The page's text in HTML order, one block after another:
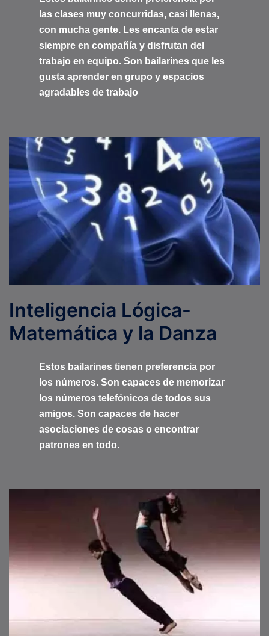
las clases muy concurridas, casi llenas,
con mucha gente. Les encanta de estar
siempre en compañía y disfrutan del
trabajo en equipo. Son bailarines que les
gusta aprender en grupo y espacios
agradables de trabajo
Inteligencia Lógica-
Matemática y la Danza
Estos bailarines tienen preferencia por
los números. Son capaces de memorizar
los números telefónicos de todos sus
amigos. Son capaces de hacer
asociaciones de cosas o encontrar
patrones en todo.